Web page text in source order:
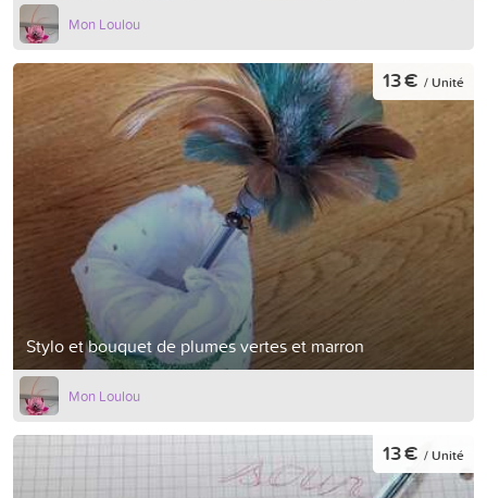
Mon Loulou
Stylo et bouquet de plumes vertes et marron
13 € / Unité
Mon Loulou
13 € / Unité